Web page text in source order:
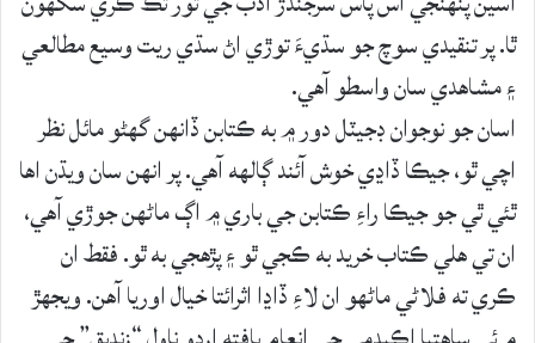
ٿا. پر تنقيدي سوچ جو سڌيءَ توڙي اڻ سڌي ريت وسيع مطالعي
۽ مشاهدي سان واسطو آهي.
اسان جو نوجوان ڊجيٽل دور ۾ به ڪتابن ڏانهن گهڻو مائل نظر
اچي ٿو، جيڪا ڏاڍي خوش آئند ڳالھه آھي. پر انهن سان ويڌن اها
ٿئي ٿي جو جيڪا راءِ ڪتابن جي باري ۾ اڳ ماڻهن جوڙي آهي،
ان تي هلي ڪتاب خريد به ڪجي ٿو ۽ پڙهجي به ٿو. فقط ان
ڪري ته فلاڻي ماڻهو ان لاءِ ڏاڍا اثرائتا خيال اوريا آهن. ويجهڙ